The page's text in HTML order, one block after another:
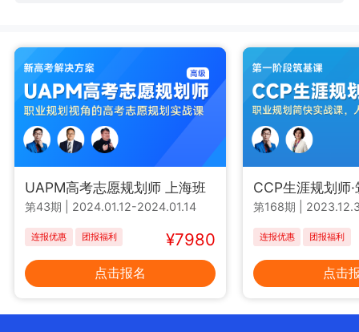
UAPM高考志愿规划师 上海班
第43期 2024.01.12-2024.01.14
连报优惠 团报福利 ¥7980
点击报名
CCP生涯规划师
第168期
连报优惠 团报福利
点击